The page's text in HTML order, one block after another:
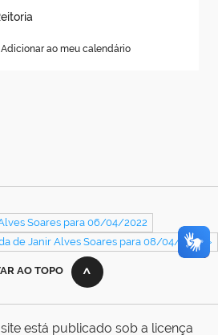
Adicionar ao meu calendário
Soares para 06/04/2022
de Janir Alves Soares para 08/04/2022 »
AO TOPO
está publicado sob a licença